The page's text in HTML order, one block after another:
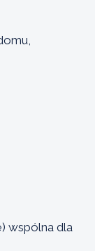
wspólna dla